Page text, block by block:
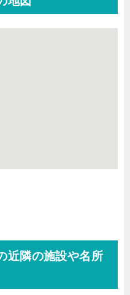
近隣の施設や名所